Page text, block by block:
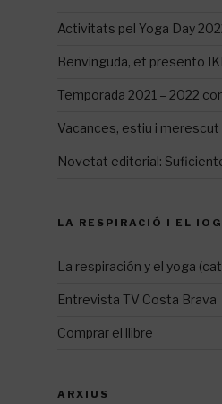
Activitats pel Yoga Day
Benvinguda, et presento
Temporada 2021 – 2022
Vacances, estiu i merescut
Novetat editorial:
LA RESPIRACIÓ I EL
La respiración y el yoga
Entrevista TV Costa Brava
Comprar el llibre
ARXIUS